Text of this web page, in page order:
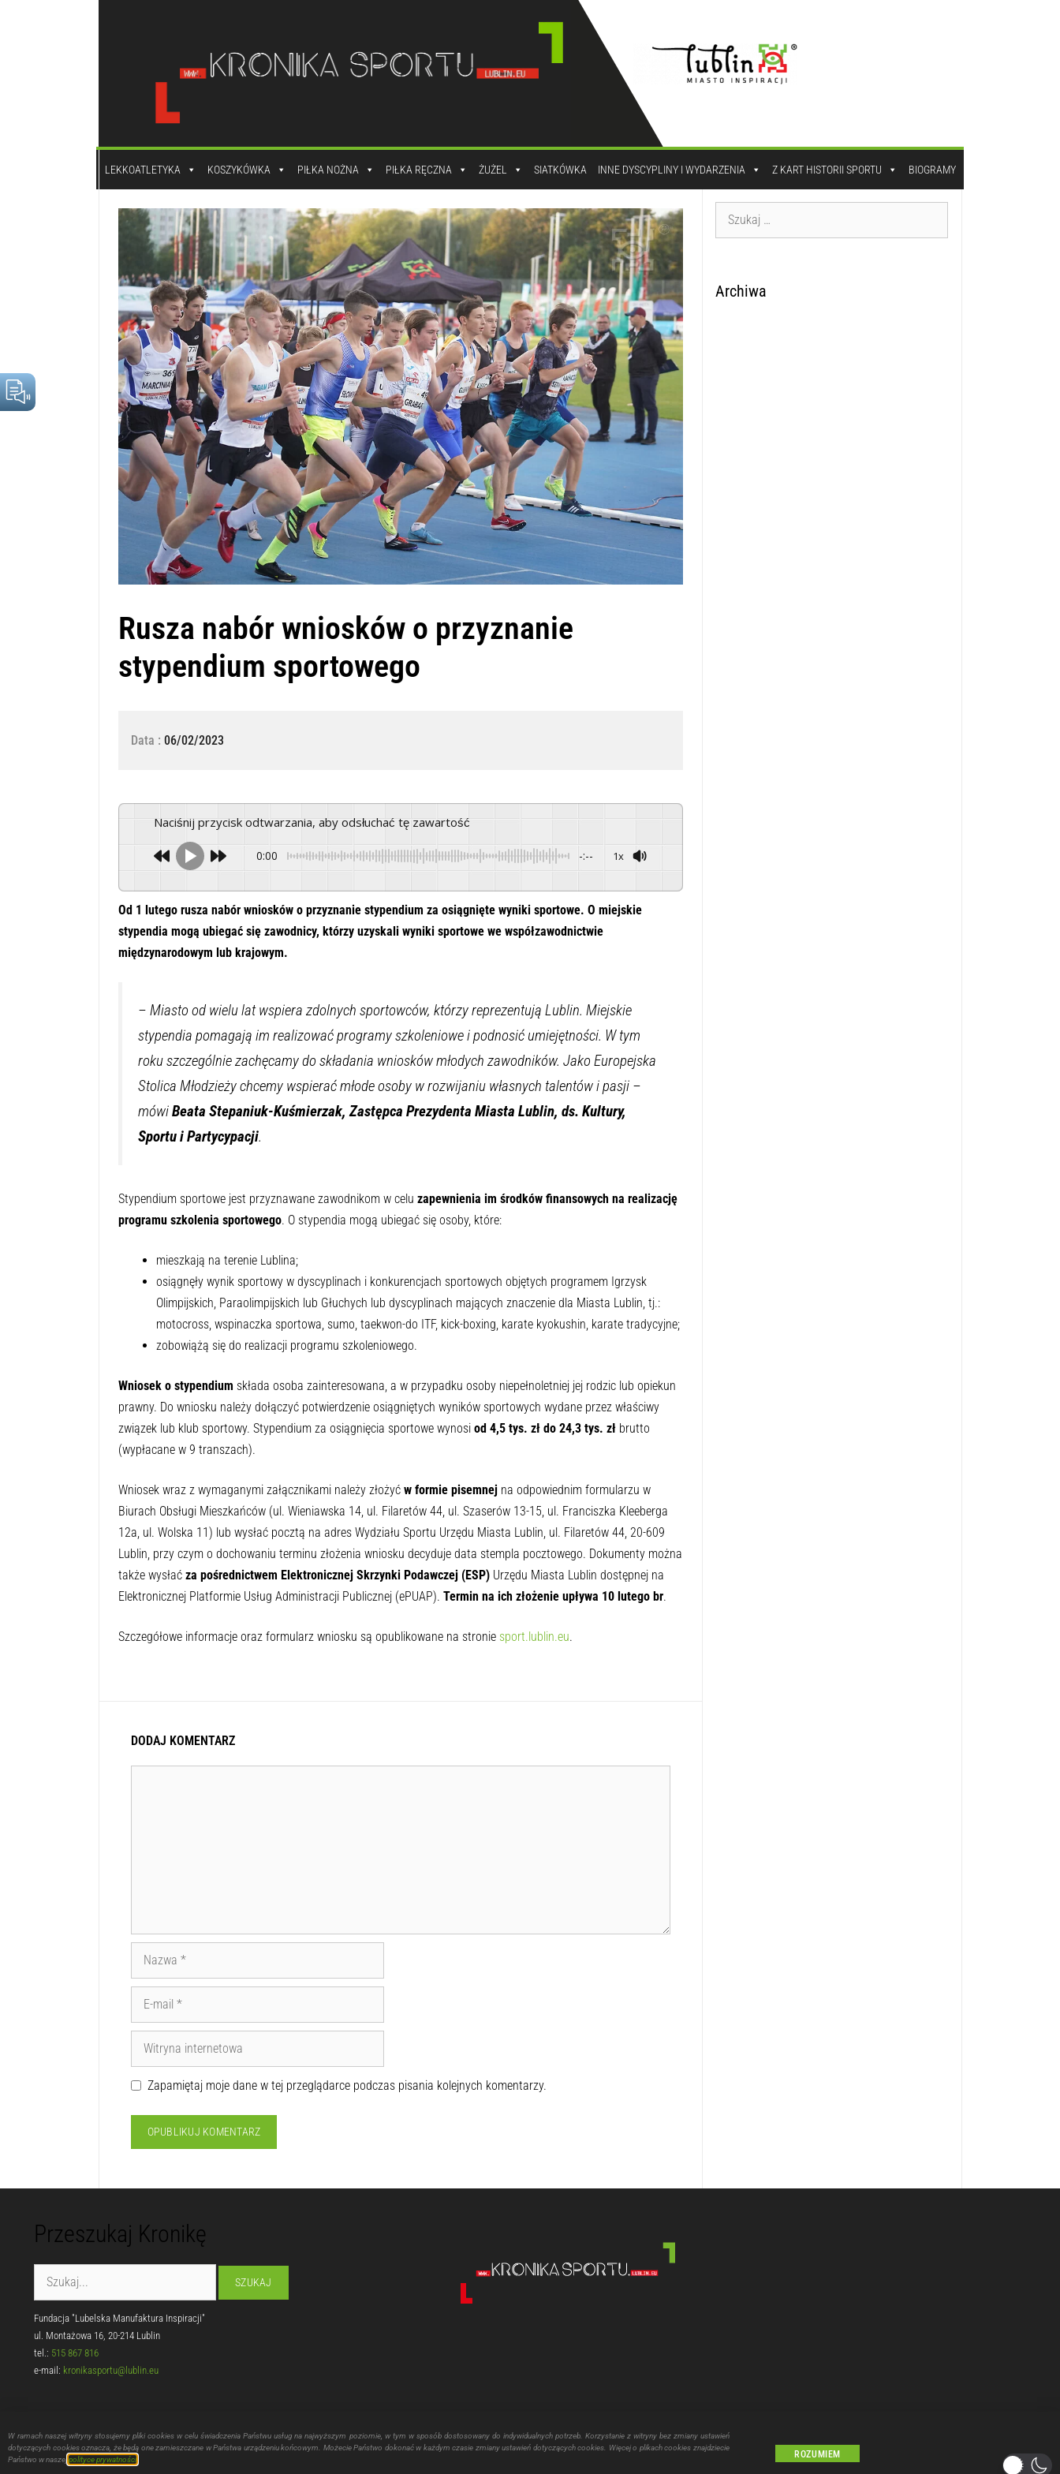
LEKKOATLETYKA KOSZYKÓWKA PIŁKA NOŻNA PIŁKA RĘCZNA ŻUŻEL SIATKÓWKA INNE DYSCYPLINY I WYDARZENIA Z KART HISTORII SPORTU BIOGRAMY
Rusza nabór wniosków o przyznanie
stypendium sportowego
Data : 06/02/2023
Naciśnij przycisk odtwarzania, aby odsłuchać tę zawartość
0:00 -:-- 1x
Od 1 lutego rusza nabór wniosków o przyznanie stypendium za osiągnięte wyniki sportowe. O miejskie
stypendia mogą ubiegać się zawodnicy, którzy uzyskali wyniki sportowe we współzawodnictwie
międzynarodowym lub krajowym.
– Miasto od wielu lat wspiera zdolnych sportowców, którzy reprezentują Lublin. Miejskie
stypendia pomagają im realizować programy szkoleniowe i podnosić umiejętności. W tym
roku szczególnie zachęcamy do składania wniosków młodych zawodników. Jako Europejska
Stolica Młodzieży chcemy wspierać młode osoby w rozwijaniu własnych talentów i pasji–
mówiBeata Stepaniuk-Kuśmierzak, Zastępca Prezydenta Miasta Lublin, ds. Kultury,
Sportu i Partycypacji.
Stypendium sportowe jest przyznawane zawodnikom w celu zapewnienia im środków finansowych na realizację
programu szkolenia sportowego. O stypendia mogą ubiegać się osoby, które:
mieszkają na terenie Lublina;
osiągnęły wynik sportowy w dyscyplinach i konkurencjach sportowych objętych programem Igrzysk
Olimpijskich, Paraolimpijskich lub Głuchych lub dyscyplinach mających znaczenie dla Miasta Lublin, tj.:
motocross, wspinaczka sportowa, sumo, taekwon-do ITF, kick-boxing, karate kyokushin, karate tradycyjne;
zobowiążą się do realizacji programu szkoleniowego.
Wniosek o stypendium składa osoba zainteresowana, a w przypadku osoby niepełnoletniej jej rodzic lub opiekun
prawny. Do wniosku należy dołączyć potwierdzenie osiągniętych wyników sportowych wydane przez właściwy
związek lub klub sportowy. Stypendium za osiągnięcia sportowe wynosi od 4,5 tys. zł do 24,3 tys. złbrutto
(wypłacane w 9 transzach).
Wniosek wraz z wymaganymi załącznikami należy złożyć w formie pisemnejna odpowiednim formularzu w
Biurach Obsługi Mieszkańców (ul. Wieniawska 14, ul. Filaretów 44, ul. Szaserów 13-15, ul. Franciszka Kleeberga
12a, ul. Wolska 11) lub wysłać pocztą na adres Wydziału Sportu Urzędu Miasta Lublin, ul. Filaretów 44, 20-609
Lublin, przy czym o dochowaniu terminu złożenia wniosku decyduje data stempla pocztowego. Dokumenty można
także wysłać za pośrednictwem Elektronicznej Skrzynki Podawczej (ESP)Urzędu Miasta Lublin dostępnej na
Elektronicznej Platformie Usług Administracji Publicznej (ePUAP). Termin na ich złożenie upływa 10 lutego br.
Szczegółowe informacje oraz formularz wniosku są opublikowane na stronie sport.lublin.eu.
DODAJ KOMENTARZ
Zapamiętaj moje dane w tej przeglądarce podczas pisania kolejnych komentarzy.
Archiwa
Przeszukaj Kronikę
Fundacja "Lubelska Manufaktura Inspiracji"
ul. Montażowa 16, 20-214 Lublin
tel.: 515 867 816
e-mail: kronikasportu@lublin.eu
Zadanie w zakresie wspierania i upowszechniania kultury fizycznej realizowane jest przy pomocy finansowej Miasta Lublin
W ramach naszej witryny stosujemy pliki cookies w celu świadczenia Państwu usług na najwyższym poziomie, w tym w sposób dostosowany do indywidualnych potrzeb. Korzystanie z witryny bez zmiany ustawień
dotyczących cookies oznacza, że będą one zamieszczane w Państwa urządzeniu końcowym. Możecie Państwo dokonać w każdym czasie zmiany ustawień dotyczących cookies. Więcej o plikach cookies znajdziecie
Państwo w naszej polityce prywatności ROZUMIEM